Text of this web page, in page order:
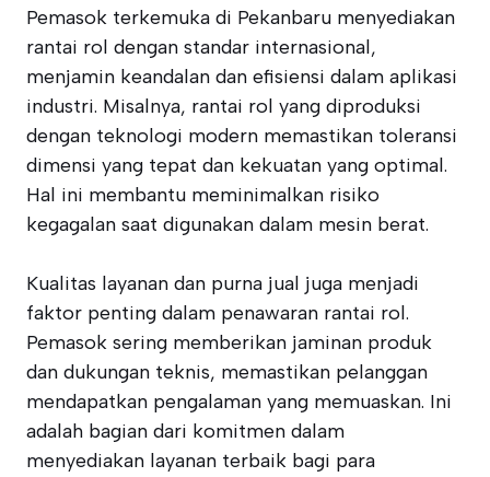
Pemasok terkemuka di Pekanbaru menyediakan
rantai rol dengan standar internasional,
menjamin keandalan dan efisiensi dalam aplikasi
industri. Misalnya, rantai rol yang diproduksi
dengan teknologi modern memastikan toleransi
dimensi yang tepat dan kekuatan yang optimal.
Hal ini membantu meminimalkan risiko
kegagalan saat digunakan dalam mesin berat.
Kualitas layanan dan purna jual juga menjadi
faktor penting dalam penawaran rantai rol.
Pemasok sering memberikan jaminan produk
dan dukungan teknis, memastikan pelanggan
mendapatkan pengalaman yang memuaskan. Ini
adalah bagian dari komitmen dalam
menyediakan layanan terbaik bagi para